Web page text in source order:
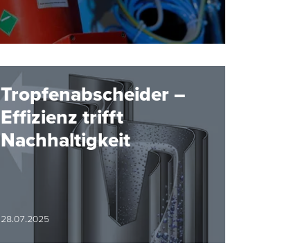
Tropfenabscheider –
Effizienz trifft
Nachhaltigkeit
28.07.2025